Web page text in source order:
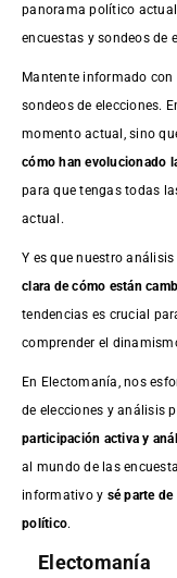
panorama político
encuestas y sondeos de
Mantente informado
sondeos de elecciones.
momento actual, sino
cómo han evolucionado
para que tengas todas
actual.
Y es que nuestro
clara de cómo están
tendencias es crucial
comprender el
En Electomanía, nos
de elecciones y análisis
participación activa y
al mundo de las
informativo y sé parte
político.
Electomanía